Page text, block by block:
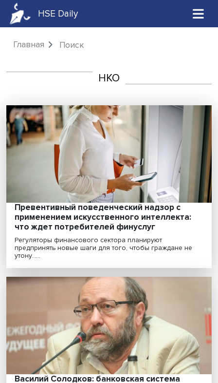
HSE Daily
Главная
Превентивный поведенческий надзор с
применением искусственного
что ждет потребителей финуслуг
Регуляторы финансового сектора планируют
предпринять новые шаги для того, чтобы граждане